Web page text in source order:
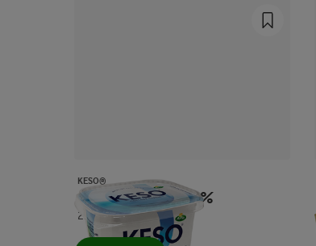
KESO®
Cottage cheese 4%
250 g